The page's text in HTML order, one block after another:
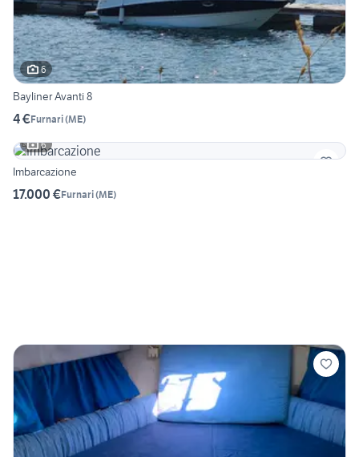
6
Bayliner Avanti 8
4 €Furnari(ME)
6
Imbarcazione
17.000 €Furnari(ME)